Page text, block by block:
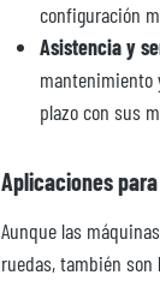
configuración
Asistencia y
mantenimiento
plazo con sus
Aplicaciones
Aunque las
ruedas, también